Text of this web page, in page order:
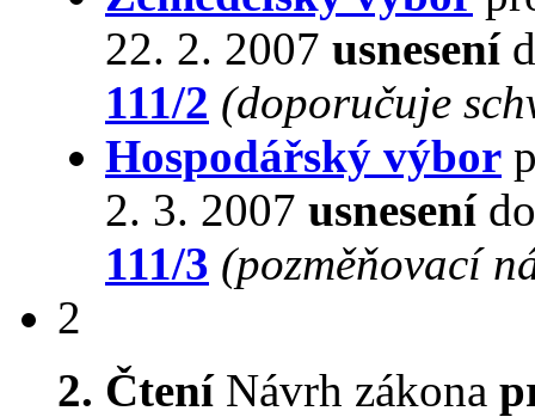
22. 2. 2007 usnesení
111/2 (doporučuje
Hospodářský výbor
2. 3. 2007 usnesení
111/3 (pozměňovací
2
2. ČteníNávrh zákona